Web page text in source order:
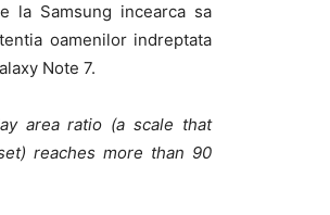
la Samsung incearca sa
oamenilor indreptata
Note 7.
area ratio (a scale that
reaches more than 90